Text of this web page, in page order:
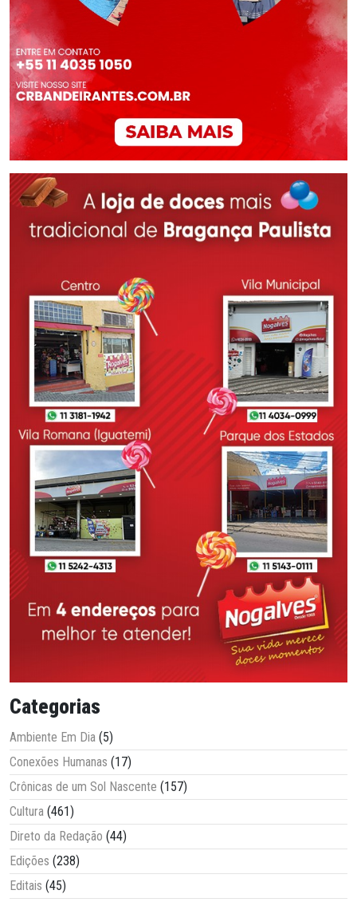
Categorias
Ambiente Em Dia (5)
Conexões Humanas (17)
Crônicas de um Sol Nascente (157)
Cultura (461)
Direto da Redação (44)
Edições (238)
Editais (45)